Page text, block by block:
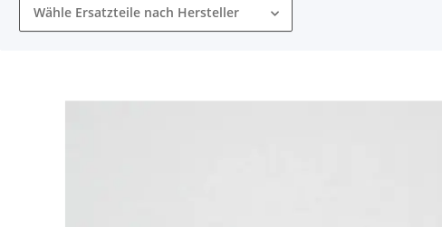
Wähle Ersatzteile nach Hersteller